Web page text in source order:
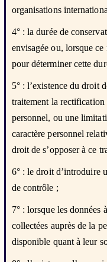
organisations
4° : la durée de
envisagée ou, lorsque ce
pour déterminer cette
5° : l’existence du droit
traitement la rectification
personnel, ou une
caractère personnel
droit de s’opposer à ce
6° : le droit d’introduire
de contrôle ;
7° : lorsque les données
collectées auprès de la
disponible quant à leur